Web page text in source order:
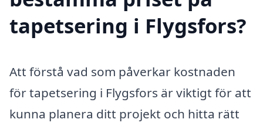
tapetsering i Flygsfors?
Att förstå vad som påverkar kostnaden
för tapetsering i Flygsfors är viktigt för att
kunna planera ditt projekt och hitta rätt